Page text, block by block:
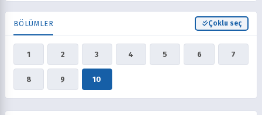
BÖLÜMLER Çoklu seç
1 2 3 4 5 6 7
8 9 10